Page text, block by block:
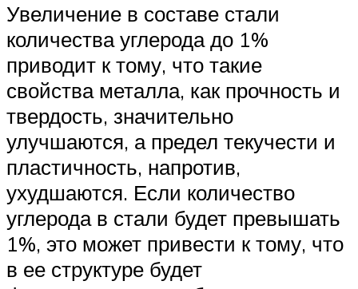
Увеличение в составе стали
количества углерода до 1%
приводит к тому, что такие
свойства металла, как прочность и
твердость, значительно
улучшаются, а предел текучести и
пластичность, напротив,
ухудшаются. Если количество
углерода в стали будет превышать
1%, это может привести к тому, что
в ее структуре будет